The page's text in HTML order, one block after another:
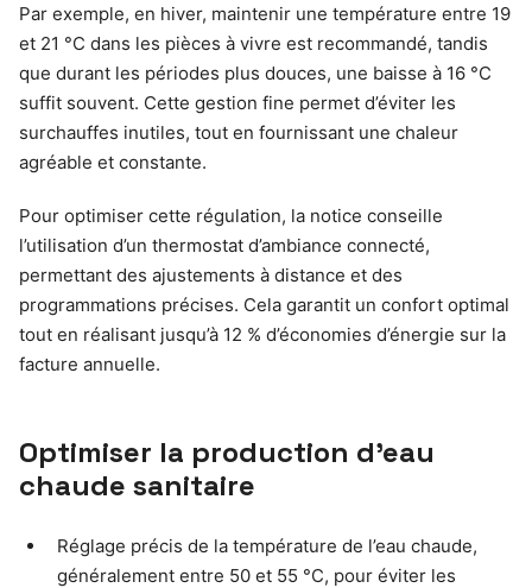
Par exemple, en hiver, maintenir une température entre 19
et 21 °C dans les pièces à vivre est recommandé, tandis
que durant les périodes plus douces, une baisse à 16 °C
suffit souvent. Cette gestion fine permet d’éviter les
surchauffes inutiles, tout en fournissant une chaleur
agréable et constante.
Pour optimiser cette régulation, la notice conseille
l’utilisation d’un thermostat d’ambiance connecté,
permettant des ajustements à distance et des
programmations précises. Cela garantit un confort optimal
tout en réalisant jusqu’à 12 % d’économies d’énergie sur la
facture annuelle.
Optimiser la production d’eau
chaude sanitaire
Réglage précis de la température de l’eau chaude,
généralement entre 50 et 55 °C, pour éviter les